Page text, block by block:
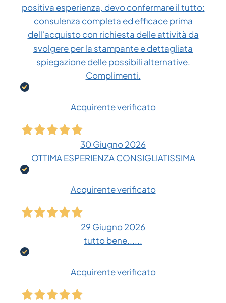
positiva esperienza, devo confermare il tutto:
consulenza completa ed efficace prima
dell'acquisto con richiesta delle attività da
svolgere per la stampante e dettagliata
spiegazione delle possibili alternative.
Complimenti.
Acquirente verificato
30 Giugno 2026
OTTIMA ESPERIENZA CONSIGLIATISSIMA
Acquirente verificato
29 Giugno 2026
tutto bene......
Acquirente verificato